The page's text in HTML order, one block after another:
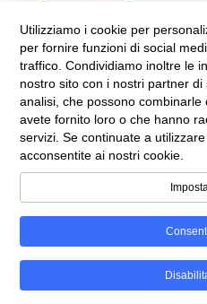
Inserisci qui il tuo
comunicazione dei nuovi
I
n
s
e
c
i
Utilizziamo i cookie per
per fornire funzioni di social
traffico. Condividiamo inoltre le
nostro sito con i nostri partner
analisi, che possono
avete fornito loro o che hanno
servizi. Se continuate a
acconsentite ai nostri cookie.